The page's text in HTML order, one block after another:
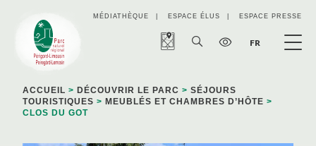
MÉDIATHÈQUE ESPACE ÉLUS ESPACE PRESSE
FR
ACCUEIL > DÉCOUVRIR LE PARC > SÉJOURS
TOURISTIQUES > MEUBLÉS ET CHAMBRES D’HÔTE >
CLOS DU GOT